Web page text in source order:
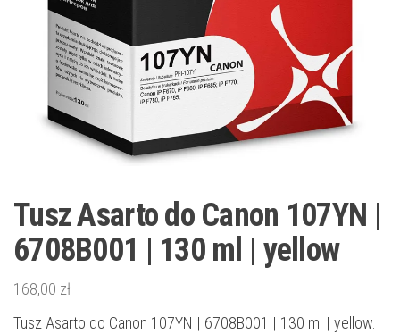
Tusz Asarto do Canon 107YN |
6708B001 | 130 ml | yellow
168,00 zł
Tusz Asarto do Canon 107YN | 6708B001 | 130 ml | yellow.